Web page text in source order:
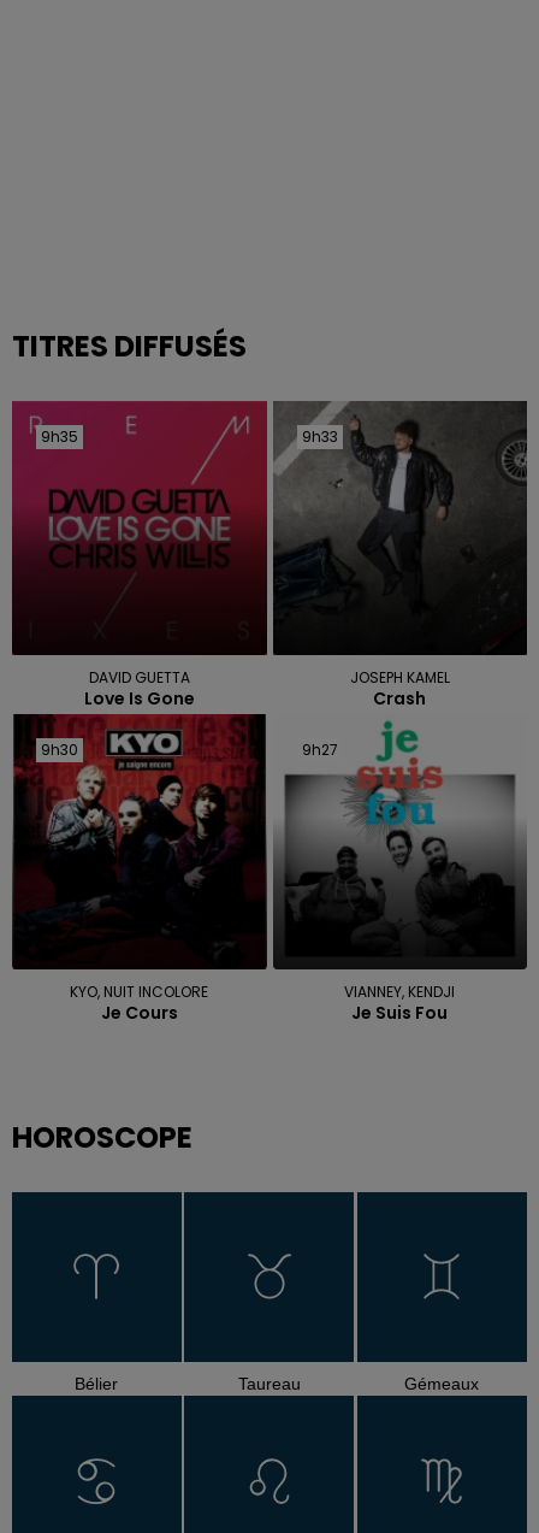
TITRES DIFFUSÉS
9h35
9h35
DAVID GUETTA
Love Is Gone
9h33
9h33
JOSEPH KAMEL
Crash
9h30
9h30
KYO, NUIT INCOLORE
Je Cours
9h27
9h27
VIANNEY, KENDJI
Je Suis Fou
HOROSCOPE
Bélier Taureau Gémeaux